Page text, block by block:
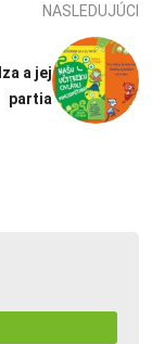
NASLEDUJÚCI
a jej
partia